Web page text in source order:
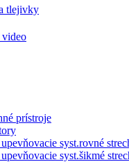
tlejivky
prístroje
syst.rovné
syst.šikmé